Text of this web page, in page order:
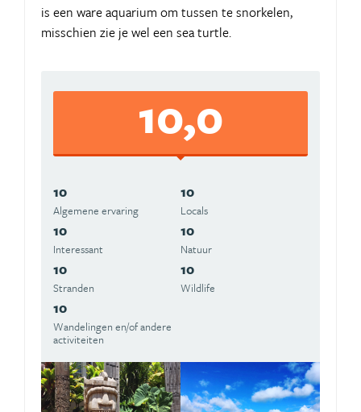
is een ware aquarium om tussen te snorkelen,
misschien zie je wel een sea turtle.
10,0
10
Algemene ervaring
10
Locals
10
Interessant
10
Natuur
10
Stranden
10
Wildlife
10
Wandelingen en/of andere
activiteiten